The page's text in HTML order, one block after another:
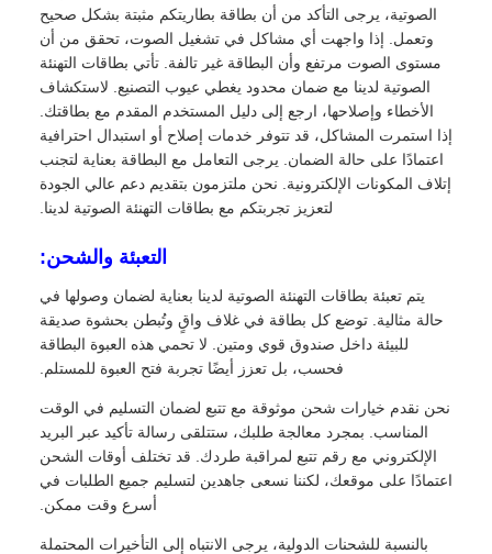
الصوتية، يرجى التأكد من أن بطاقة بطاريتكم مثبتة بشكل صحيح
وتعمل. إذا واجهت أي مشاكل في تشغيل الصوت، تحقق من أن
مستوى الصوت مرتفع وأن البطاقة غير تالفة. تأتي بطاقات التهنئة
الصوتية لدينا مع ضمان محدود يغطي عيوب التصنيع. لاستكشاف
الأخطاء وإصلاحها، ارجع إلى دليل المستخدم المقدم مع بطاقتك.
إذا استمرت المشاكل، قد تتوفر خدمات إصلاح أو استبدال احترافية
اعتمادًا على حالة الضمان. يرجى التعامل مع البطاقة بعناية لتجنب
إتلاف المكونات الإلكترونية. نحن ملتزمون بتقديم دعم عالي الجودة
لتعزيز تجربتكم مع بطاقات التهنئة الصوتية لدينا.
التعبئة والشحن:
يتم تعبئة بطاقات التهنئة الصوتية لدينا بعناية لضمان وصولها في
حالة مثالية. توضع كل بطاقة في غلاف واقٍ وتُبطن بحشوة صديقة
للبيئة داخل صندوق قوي ومتين. لا تحمي هذه العبوة البطاقة
فحسب، بل تعزز أيضًا تجربة فتح العبوة للمستلم.
نحن نقدم خيارات شحن موثوقة مع تتبع لضمان التسليم في الوقت
المناسب. بمجرد معالجة طلبك، ستتلقى رسالة تأكيد عبر البريد
الإلكتروني مع رقم تتبع لمراقبة طردك. قد تختلف أوقات الشحن
اعتمادًا على موقعك، لكننا نسعى جاهدين لتسليم جميع الطلبات في
أسرع وقت ممكن.
بالنسبة للشحنات الدولية، يرجى الانتباه إلى التأخيرات المحتملة